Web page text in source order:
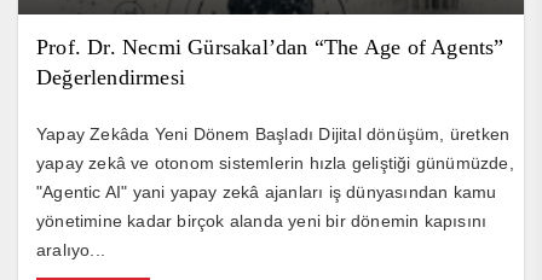
Prof. Dr. Necmi Gürsakal’dan “The Age of Agents”
Değerlendirmesi
Yapay Zekâda Yeni Dönem Başladı Dijital dönüşüm, üretken
yapay zekâ ve otonom sistemlerin hızla geliştiği günümüzde,
"Agentic AI" yani yapay zekâ ajanları iş dünyasından kamu
yönetimine kadar birçok alanda yeni bir dönemin kapısını
aralıyo...